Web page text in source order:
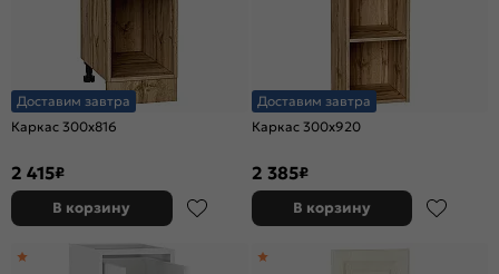
Доставим завтра
Каркас 300x816
2 415₽
В корзину
Доставим завтра
Каркас 300x920
2 385₽
В корзину